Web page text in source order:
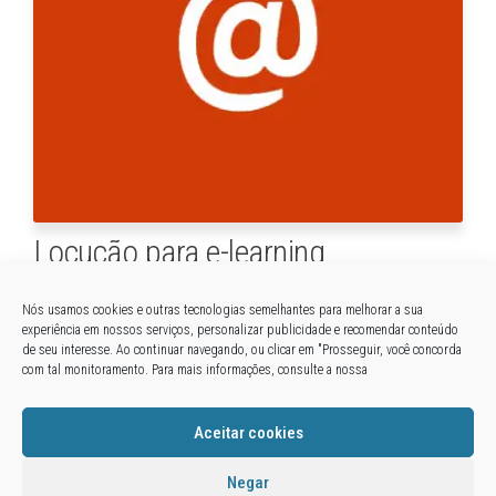
Nós usamos cookies e outras tecnologias semelhantes para melhorar a sua
experiência em nossos serviços, personalizar publicidade e recomendar conteúdo
de seu interesse. Ao continuar navegando, ou clicar em "Prosseguir, você concorda
com tal monitoramento. Para mais informações, consulte a nossa
Aceitar cookies
Negar
Locução para e-learning
Se a sua empresa está com projetos para treinamento
internet por meio de e-learning, você precisa escolher uma
voz que além de comunicar bem, seja agradável e atrativa
para que não haja dispersão durante o curso. Veja um